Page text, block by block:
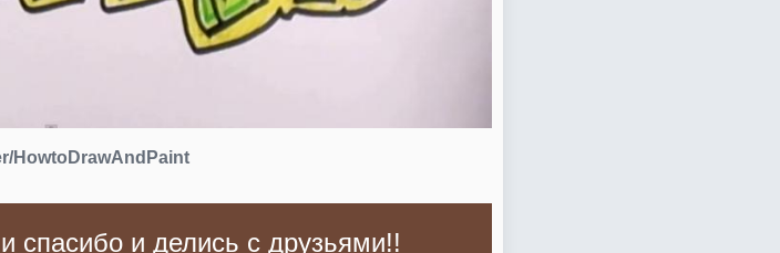
HowtoDrawAndPaint
спасибо и делись с друзьями!!